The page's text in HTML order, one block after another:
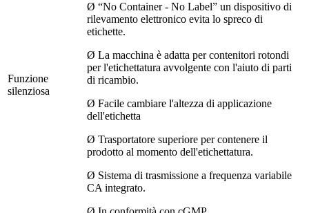
Funzione
silenziosa
Ø “No Container - No Label” un dispositivo di
rilevamento elettronico evita lo spreco di
etichette.
Ø La macchina è adatta per contenitori rotondi
per l'etichettatura avvolgente con l'aiuto di parti
di ricambio.
Ø Facile cambiare l'altezza di applicazione
dell'etichetta
Ø Trasportatore superiore per contenere il
prodotto al momento dell'etichettatura.
Ø Sistema di trasmissione a frequenza variabile
CA integrato.